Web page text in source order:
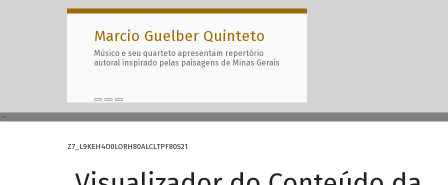
Marcio Guelber Quinteto
Músico e seu quarteto apresentam repertório
autoral inspirado pelas paisagens de Minas Gerais
Z7_L9KEH4O0LORH80ALCLTPF80S21